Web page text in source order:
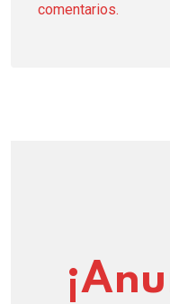
comentarios.